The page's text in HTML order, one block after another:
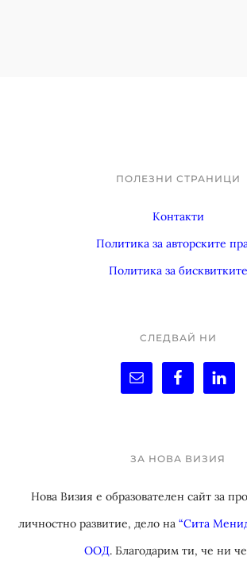
ПОЛЕЗНИ СТРАНИЦИ
Контакти
Политика за авторските
Политика за бисквитките
СЛЕДВАЙ НИ
ЗА НОВА ВИЗИЯ
Нова Визия е образователен сайт за
личностно развитие, дело на “Сита
ООД. Благодарим ти, че ни